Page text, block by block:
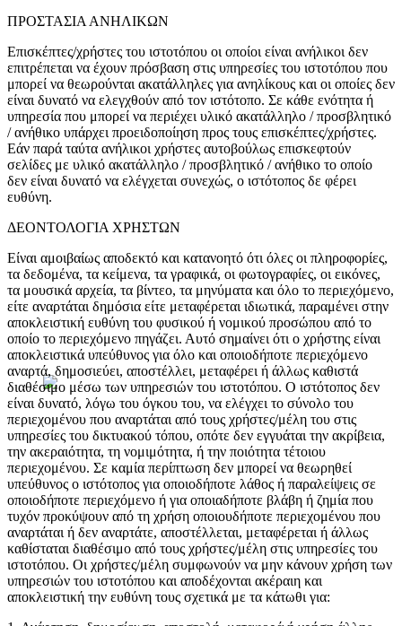
Παλάγκα
Φορτιστές
ΠΡΟΣΤΑΣΙΑ ΑΝΗΛΙΚΩΝ
Επισκέπτες/χρήστες του ιστοτόπου οι οποίοι είναι ανήλικοι δεν
επιτρέπεται να έχουν πρόσβαση στις υπηρεσίες του ιστοτόπου που
μπορεί να θεωρούνται ακατάλληλες για ανηλίκους και οι οποίες δεν
είναι δυνατό να ελεγχθούν από τον ιστότοπο. Σε κάθε ενότητα ή
υπηρεσία που μπορεί να περιέχει υλικό ακατάλληλο / προσβλητικό
/ ανήθικο υπάρχει προειδοποίηση προς τους επισκέπτες/χρήστες.
Εάν παρά ταύτα ανήλικοι χρήστες αυτοβούλως επισκεφτούν
σελίδες με υλικό ακατάλληλο / προσβλητικό / ανήθικο το οποίο
δεν είναι δυνατό να ελέγχεται συνεχώς, ο ιστότοπος δε φέρει
ευθύνη.
ΔΕΟΝΤΟΛΟΓΙΑ ΧΡΗΣΤΩΝ
Είναι αμοιβαίως αποδεκτό και κατανοητό ότι όλες οι πληροφορίες,
τα δεδομένα, τα κείμενα, τα γραφικά, οι φωτογραφίες, οι εικόνες,
τα μουσικά αρχεία, τα βίντεο, τα μηνύματα και όλο το περιεχόμενο,
είτε αναρτάται δημόσια είτε μεταφέρεται ιδιωτικά, παραμένει στην
αποκλειστική ευθύνη του φυσικού ή νομικού προσώπου από το
οποίο το περιεχόμενο πηγάζει. Αυτό σημαίνει ότι ο χρήστης είναι
αποκλειστικά υπεύθυνος για όλο και οποιοδήποτε περιεχόμενο
αναρτά, δημοσιεύει, αποστέλλει, μεταφέρει ή άλλως καθιστά
διαθέσιμο μέσω των υπηρεσιών του ιστοτόπου. Ο ιστότοπος δεν
είναι δυνατό, λόγω του όγκου του, να ελέγχει το σύνολο του
περιεχομένου που αναρτάται από τους χρήστες/μέλη του στις
υπηρεσίες του δικτυακού τόπου, οπότε δεν εγγυάται την ακρίβεια,
την ακεραιότητα, τη νομιμότητα, ή την ποιότητα τέτοιου
περιεχομένου. Σε καμία περίπτωση δεν μπορεί να θεωρηθεί
υπεύθυνος ο ιστότοπος για οποιοδήποτε λάθος ή παραλείψεις σε
οποιοδήποτε περιεχόμενο ή για οποιαδήποτε βλάβη ή ζημία που
τυχόν προκύψουν από τη χρήση οποιουδήποτε περιεχομένου που
αναρτάται ή δεν αναρτάτε, αποστέλλεται, μεταφέρεται ή άλλως
καθίσταται διαθέσιμο από τους χρήστες/μέλη στις υπηρεσίες του
ιστοτόπου. Οι χρήστες/μέλη συμφωνούν να μην κάνουν χρήση των
υπηρεσιών του ιστοτόπου και αποδέχονται ακέραιη και
αποκλειστική την ευθύνη τους σχετικά με τα κάτωθι για: